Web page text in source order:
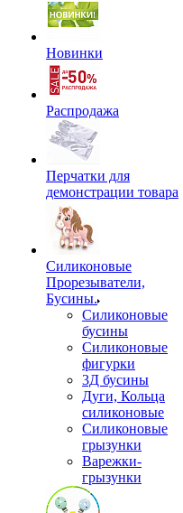
Новинки
Распродажа
Перчатки для
демонстрации товара
Силиконовые
Прорезыватели,
Бусины.
Силиконовые
бусины
Силиконовые
фигурки
3Д бусины
Дуги, Кольца
силиконовые
Силиконовые
грызунки
Варежки-
грызунки